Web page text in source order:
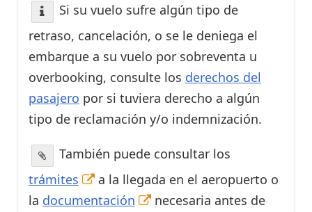
Si su vuelo sufre algún tipo de
retraso, cancelación, o se le deniega el
embarque a su vuelo por sobreventa u
overbooking, consulte los derechos del
pasajero por si tuviera derecho a algún
tipo de reclamación y/o indemnización.
También puede consultar los
trámites
a la llegada en el aeropuerto o
la documentación
necesaria antes de